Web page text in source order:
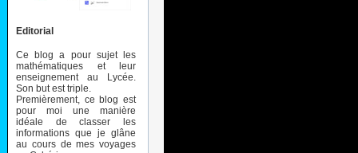
Editorial
Ce blog a pour sujet les
mathématiques et leur
enseignement au Lycée.
Son but est triple.
Premièrement, ce blog est
pour moi une manière
idéale de classer les
informations que je glâne
au cours de mes voyages